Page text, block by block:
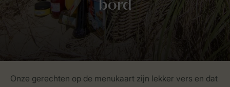
Onze gerechten op de menukaart zijn lekker vers en dat